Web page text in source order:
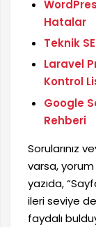
Hatalar
Teknik
Laravel
Kontrol
Google
Rehberi
Sorularınız
varsa,
yazıda,
ileri seviye
faydalı